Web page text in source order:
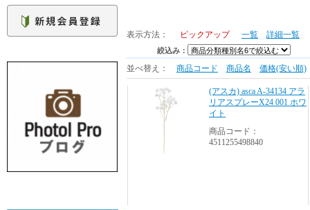
表示方法： ピックアップ 一覧 詳細一覧
絞込み：
並べ替え： 商品コード 商品名 価格(安い順)
(アスカ) asca A-34134 アラ
リアスプレーX24 001 ホワ
イト
商品コード：
4511255498840